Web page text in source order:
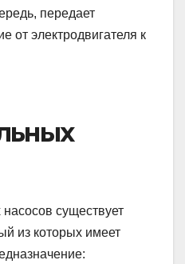
передает
от электродвигателя к
существует
из которых имеет